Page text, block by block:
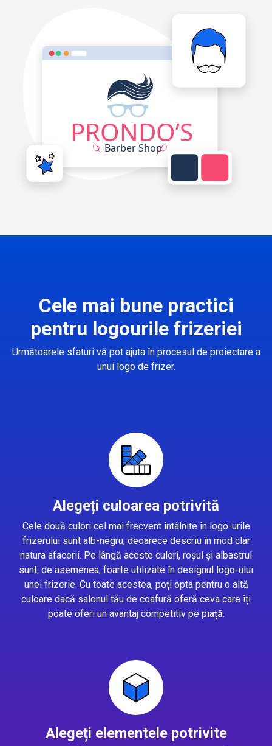
Cele mai bune practici
pentru logourile frizeriei
Următoarele sfaturi vă pot ajuta în procesul de proiectare a
unui logo de frizer.
Alegeți culoarea potrivită
Cele două culori cel mai frecvent întâlnite în logo-urile
frizerului sunt alb-negru, deoarece descriu în mod clar
natura afacerii. Pe lângă aceste culori, roșul și albastrul
sunt, de asemenea, foarte utilizate în designul logo-ului
unei frizerie. Cu toate acestea, poți opta pentru o altă
culoare dacă salonul tău de coafură oferă ceva care îți
poate oferi un avantaj competitiv pe piață.
Alegeți elementele potrivite